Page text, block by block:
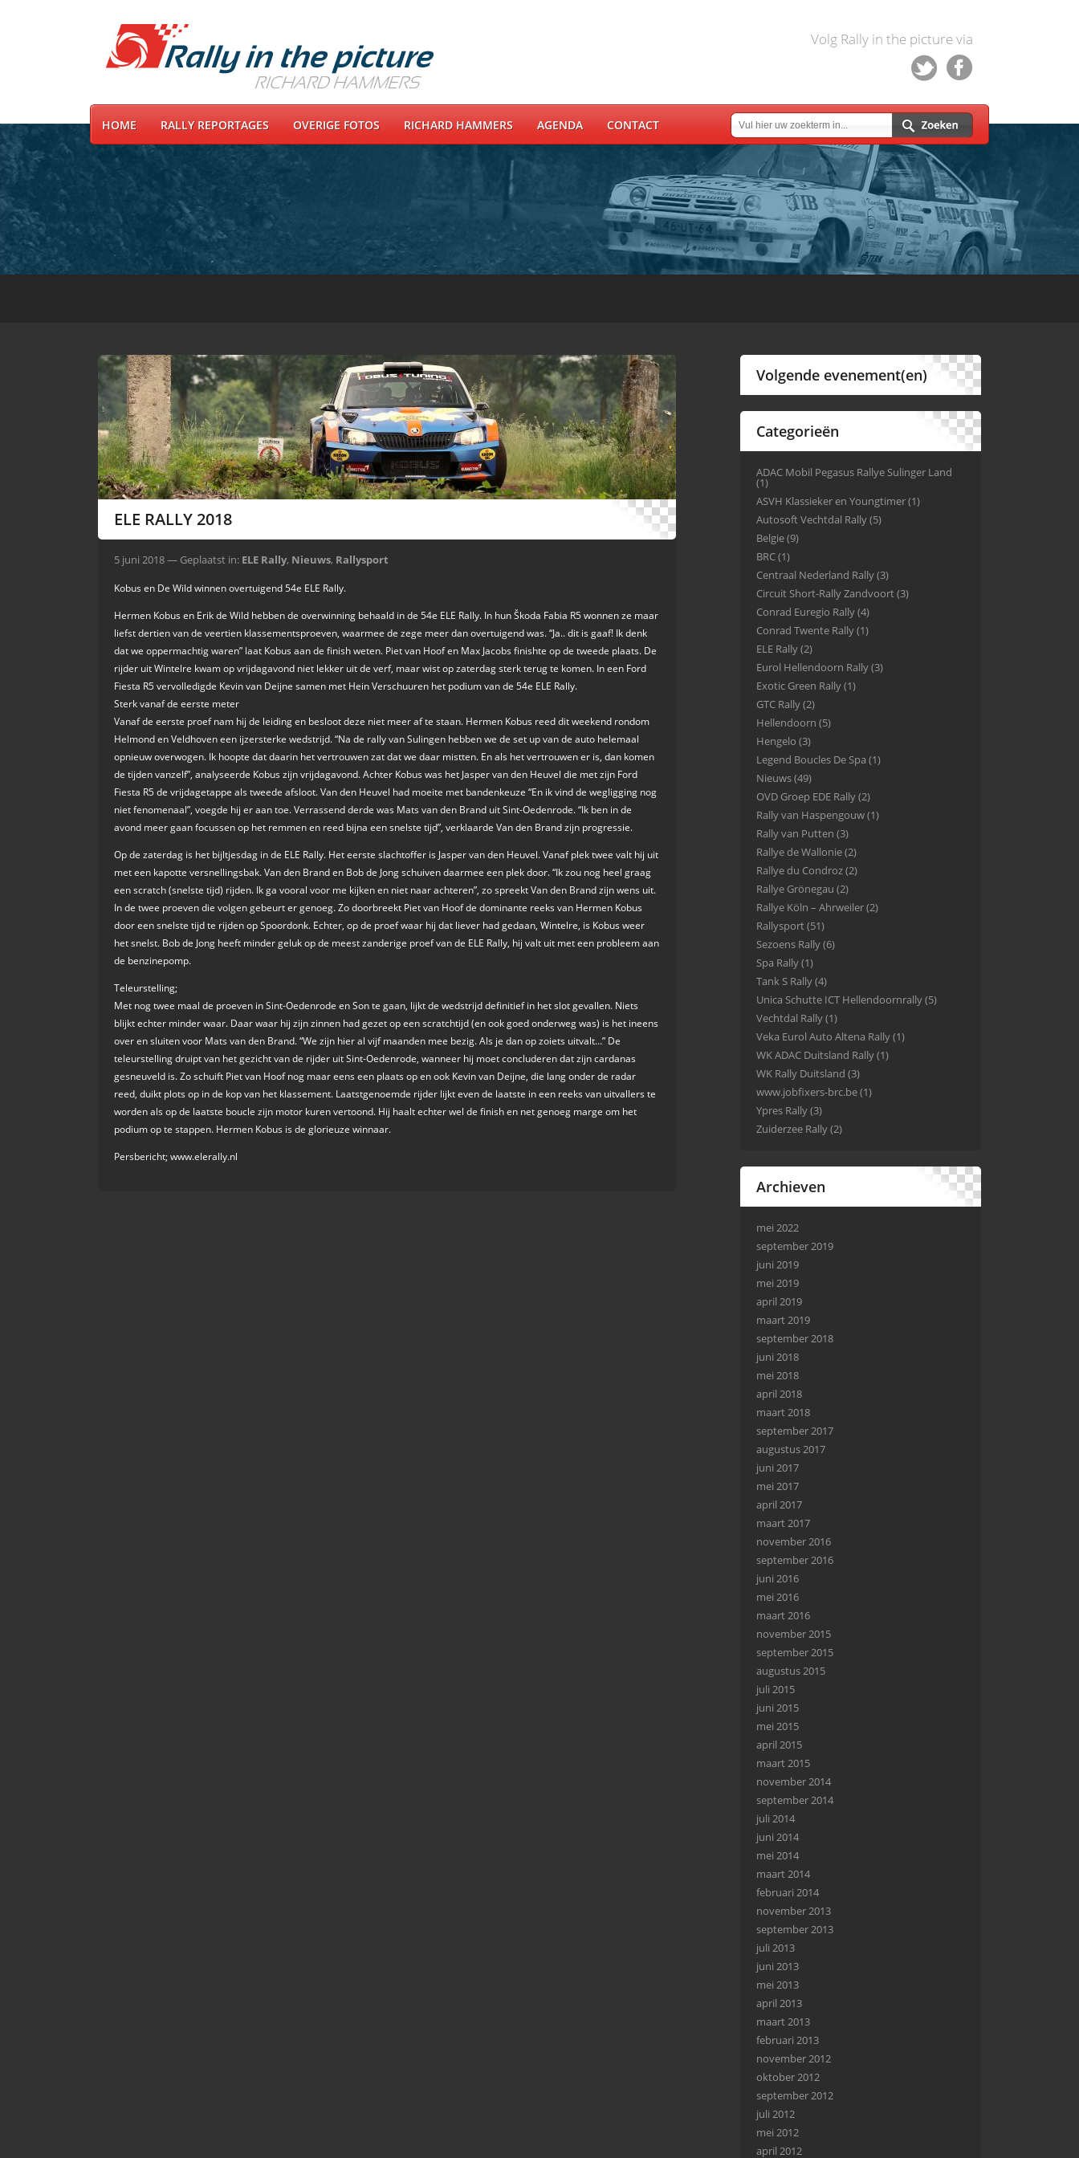
Volg Rally in the picture via
HOME RALLY REPORTAGES OVERIGE FOTOS RICHARD HAMMERS AGENDA CONTACT
ELE RALLY 2018
5 juni 2018 — Geplaatst in: ELE Rally, Nieuws, Rallysport
Kobus en De Wild winnen overtuigend 54e ELE Rally.
Hermen Kobus en Erik de Wild hebben de overwinning behaald in de 54e ELE Rally. In hun Škoda Fabia R5 wonnen ze maar
liefst dertien van de veertien klassementsproeven, waarmee de zege meer dan overtuigend was. “Ja.. dit is gaaf! Ik denk
dat we oppermachtig waren” laat Kobus aan de finish weten. Piet van Hoof en Max Jacobs finishte op de tweede plaats. De
rijder uit Wintelre kwam op vrijdagavond niet lekker uit de verf, maar wist op zaterdag sterk terug te komen. In een Ford
Fiesta R5 vervolledigde Kevin van Deijne samen met Hein Verschuuren het podium van de 54e ELE Rally.
Sterk vanaf de eerste meter
Vanaf de eerste proef nam hij de leiding en besloot deze niet meer af te staan. Hermen Kobus reed dit weekend rondom
Helmond en Veldhoven een ijzersterke wedstrijd. “Na de rally van Sulingen hebben we de set up van de auto helemaal
opnieuw overwogen. Ik hoopte dat daarin het vertrouwen zat dat we daar mistten. En als het vertrouwen er is, dan komen
de tijden vanzelf”, analyseerde Kobus zijn vrijdagavond. Achter Kobus was het Jasper van den Heuvel die met zijn Ford
Fiesta R5 de vrijdagetappe als tweede afsloot. Van den Heuvel had moeite met bandenkeuze “En ik vind de wegligging nog
niet fenomenaal”, voegde hij er aan toe. Verrassend derde was Mats van den Brand uit Sint-Oedenrode. “Ik ben in de
avond meer gaan focussen op het remmen en reed bijna een snelste tijd”, verklaarde Van den Brand zijn progressie.
Op de zaterdag is het bijltjesdag in de ELE Rally. Het eerste slachtoffer is Jasper van den Heuvel. Vanaf plek twee valt hij uit
met een kapotte versnellingsbak. Van den Brand en Bob de Jong schuiven daarmee een plek door. “Ik zou nog heel graag
een scratch (snelste tijd) rijden. Ik ga vooral voor me kijken en niet naar achteren”, zo spreekt Van den Brand zijn wens uit.
In de twee proeven die volgen gebeurt er genoeg. Zo doorbreekt Piet van Hoof de dominante reeks van Hermen Kobus
door een snelste tijd te rijden op Spoordonk. Echter, op de proef waar hij dat liever had gedaan, Wintelre, is Kobus weer
het snelst. Bob de Jong heeft minder geluk op de meest zanderige proef van de ELE Rally, hij valt uit met een probleem aan
de benzinepomp.
Teleurstelling;
Met nog twee maal de proeven in Sint-Oedenrode en Son te gaan, lijkt de wedstrijd definitief in het slot gevallen. Niets
blijkt echter minder waar. Daar waar hij zijn zinnen had gezet op een scratchtijd (en ook goed onderweg was) is het ineens
over en sluiten voor Mats van den Brand. “We zijn hier al vijf maanden mee bezig. Als je dan op zoiets uitvalt…” De
teleurstelling druipt van het gezicht van de rijder uit Sint-Oedenrode, wanneer hij moet concluderen dat zijn cardanas
gesneuveld is. Zo schuift Piet van Hoof nog maar eens een plaats op en ook Kevin van Deijne, die lang onder de radar
reed, duikt plots op in de kop van het klassement. Laatstgenoemde rijder lijkt even de laatste in een reeks van uitvallers te
worden als op de laatste boucle zijn motor kuren vertoond. Hij haalt echter wel de finish en net genoeg marge om het
podium op te stappen. Hermen Kobus is de glorieuze winnaar.
Persbericht; www.elerally.nl
Volgende evenement(en)
Categorieën
ADAC Mobil Pegasus Rallye Sulinger Land
(1)
ASVH Klassieker en Youngtimer(1)
Autosoft Vechtdal Rally(5)
Belgie(9)
BRC(1)
Centraal Nederland Rally(3)
Circuit Short-Rally Zandvoort(3)
Conrad Euregio Rally(4)
Conrad Twente Rally(1)
ELE Rally(2)
Eurol Hellendoorn Rally(3)
Exotic Green Rally(1)
GTC Rally(2)
Hellendoorn (5)
Hengelo (3)
Legend Boucles De Spa (1)
Nieuws(49)
OVD Groep EDE Rally(2)
Rally van Haspengouw(1)
Rally van Putten (3)
Rallye de Wallonie(2)
Rallye du Condroz(2)
Rallye Grönegau (2)
Rallye Köln – Ahrweiler(2)
Rallysport(51)
Sezoens Rally(6)
Spa Rally(1)
Tank S Rally(4)
Unica Schutte ICT Hellendoornrally(5)
Vechtdal Rally(1)
Veka Eurol Auto Altena Rally(1)
WK ADAC Duitsland Rally(1)
WK Rally Duitsland (3)
www.jobfixers-brc.be(1)
Ypres Rally(3)
Zuiderzee Rally(2)
Archieven
mei 2022
september 2019
juni 2019
mei 2019
april 2019
maart 2019
september 2018
juni 2018
mei 2018
april 2018
maart 2018
september 2017
augustus 2017
juni 2017
mei 2017
april 2017
maart 2017
november 2016
september 2016
juni 2016
mei 2016
maart 2016
november 2015
september 2015
augustus 2015
juli 2015
juni 2015
mei 2015
april 2015
maart 2015
november 2014
september 2014
juli 2014
juni 2014
mei 2014
maart 2014
februari 2014
november 2013
september 2013
juli 2013
juni 2013
mei 2013
april 2013
maart 2013
februari 2013
november 2012
oktober 2012
september 2012
juli 2012
mei 2012
april 2012